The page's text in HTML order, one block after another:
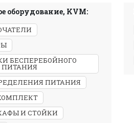
оборудование, KVM:
БЕСПЕРЕБОЙНОГО
ПИТАНИЯ
ПИТАНИЯ
И СТОЙКИ